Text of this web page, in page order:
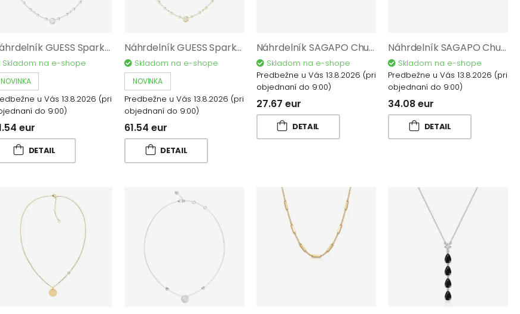
Náhrdelník GUESS Sparks JUBN06283JWRHT/U
Skladom na e-shope
NOVINKA
u Vás 13.8.2026 (pri
do 9:00)
eur
DETAIL
Náhrdelník GUESS Sparks JUBN06283JWYGT/U
Skladom na e-shope
NOVINKA
Predbežne u Vás 13.8.2026 (pri
objednaní do 9:00)
61.54 eur
DETAIL
Náhrdelník SAGAPO Chunky SHK78
Skladom na e-shope
Predbežne u Vás 13.8.2026 (pri
objednaní do 9:00)
27.67 eur
DETAIL
Náhrdelník SAGAPO Chunky SHK03
Skladom na e-shope
Predbežne u Vás 13.8.2026 (pri
objednaní do 9:00)
34.08 eur
DETAIL